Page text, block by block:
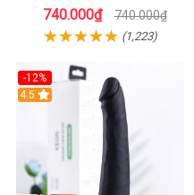
Thích Thực Tế
740.000₫ 740.000₫
(1,223)
-12%
4.5